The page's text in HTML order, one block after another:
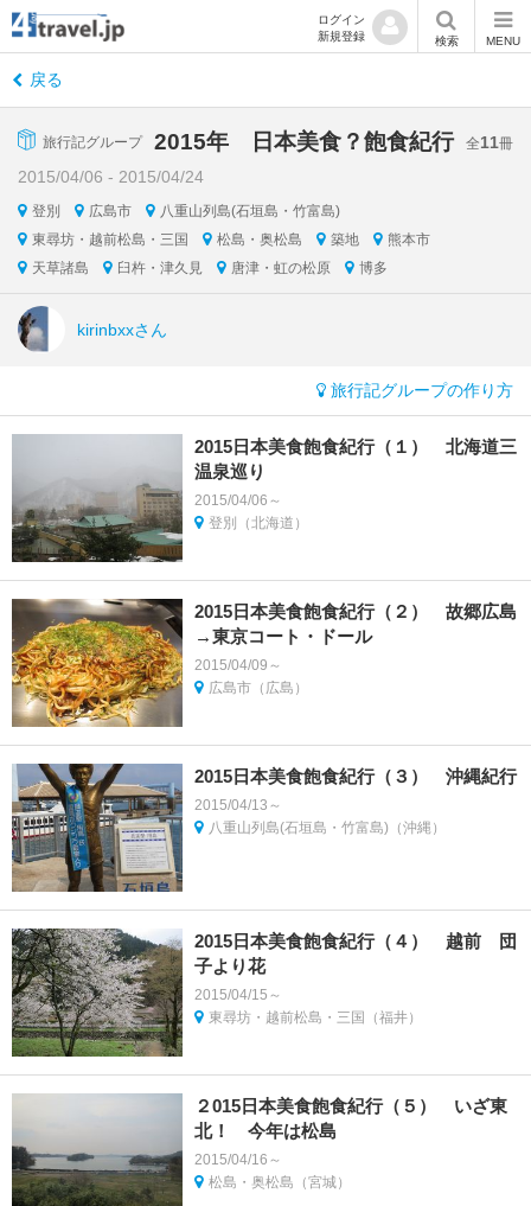
ログイン
新規登録
検索 MENU
戻る
旅行記グループ 2015年 日本美食？飽食紀行 全11冊
2015/04/06 - 2015/04/24
登別 広島市
八重山列島(石垣島・竹富島)
東尋坊・越前松島・三国
松島・奥松島 築地
熊本市
天草諸島
臼杵・津久見 唐津・虹の松原 博多
kirinbxxさん
旅行記グループの作り方
2015日本美食飽食紀行（１） 北海道三
温泉巡り
2015/04/06～
登別（北海道）
2015日本美食飽食紀行（２） 故郷広島
→東京コート・ドール
2015/04/09～
広島市（広島）
2015日本美食飽食紀行（３） 沖縄紀行
2015/04/13～
八重山列島(石垣島・竹富島)（沖縄）
2015日本美食飽食紀行（４） 越前 団
子より花
2015/04/15～
東尋坊・越前松島・三国（福井）
２015日本美食飽食紀行（５） いざ東
北！ 今年は松島
2015/04/16～
松島・奥松島（宮城）